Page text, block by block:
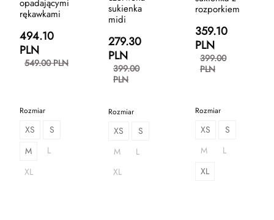
opadającymi
rękawkami
494.10
PLN
549.00 PLN
Rozmiar
XS
S
M
L
XL
sukienka
midi
279.30
PLN
399.00
PLN
Rozmiar
XS
S
M
L
XL
rozporkiem
359.10
PLN
399.00
PLN
Rozmiar
XS
S
M
L
XL